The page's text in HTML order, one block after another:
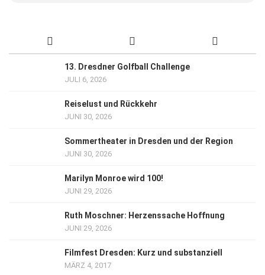
13. Dresdner Golfball Challenge
JULI 6, 2026
Reiselust und Rückkehr
JUNI 30, 2026
Sommertheater in Dresden und der Region
JUNI 30, 2026
Marilyn Monroe wird 100!
JUNI 29, 2026
Ruth Moschner: Herzenssache Hoffnung
JUNI 29, 2026
Filmfest Dresden: Kurz und substanziell
MÄRZ 4, 2017